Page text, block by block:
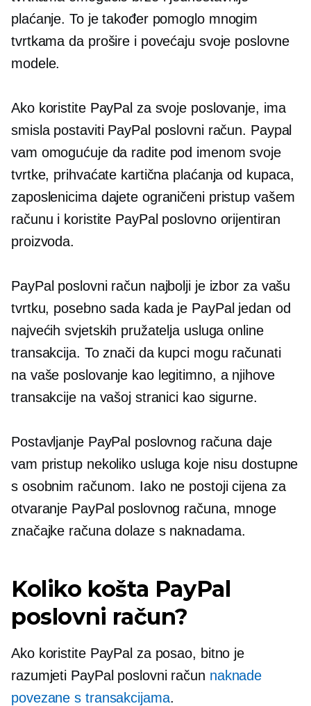
plaćanje. To je također pomoglo mnogim
tvrtkama da prošire i povećaju svoje poslovne
modele.
Ako koristite PayPal za svoje poslovanje, ima
smisla postaviti PayPal poslovni račun. Paypal
vam omogućuje da radite pod imenom svoje
tvrtke, prihvaćate kartična plaćanja od kupaca,
zaposlenicima dajete ograničeni pristup vašem
računu i koristite PayPal poslovno orijentiran
proizvoda.
PayPal poslovni račun najbolji je izbor za vašu
tvrtku, posebno sada kada je PayPal jedan od
najvećih svjetskih pružatelja usluga online
transakcija. To znači da kupci mogu računati
na vaše poslovanje kao legitimno, a njihove
transakcije na vašoj stranici kao sigurne.
Postavljanje PayPal poslovnog računa daje
vam pristup nekoliko usluga koje nisu dostupne
s osobnim računom. Iako ne postoji cijena za
otvaranje PayPal poslovnog računa, mnoge
značajke računa dolaze s naknadama.
Koliko košta PayPal
poslovni račun?
Ako koristite PayPal za posao, bitno je
razumjeti PayPal poslovni račun naknade
povezane s transakcijama.